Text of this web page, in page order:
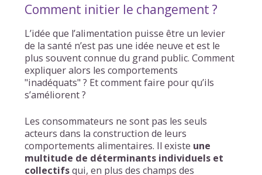
Comment initier le changement ?
L’idée que l’alimentation puisse être un levier
de la santé n’est pas une idée neuve et est le
plus souvent connue du grand public. Comment
expliquer alors les comportements
"inadéquats" ? Et comment faire pour qu’ils
s’améliorent ?
Les consommateurs ne sont pas les seuls
acteurs dans la construction de leurs
comportements alimentaires. Il existe une
multitude de déterminants individuels et
collectifsqui, en plus des champs des